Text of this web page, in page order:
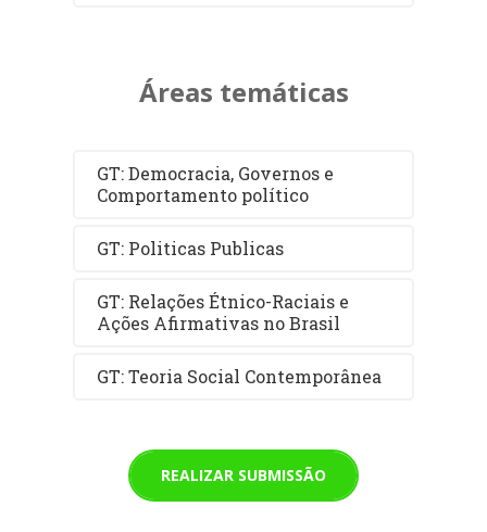
Áreas temáticas
GT: Democracia, Governos e
Comportamento político
GT: Politicas Publicas
GT: Relações Étnico-Raciais e
Ações Afirmativas no Brasil
GT: Teoria Social Contemporânea
REALIZAR SUBMISSÃO